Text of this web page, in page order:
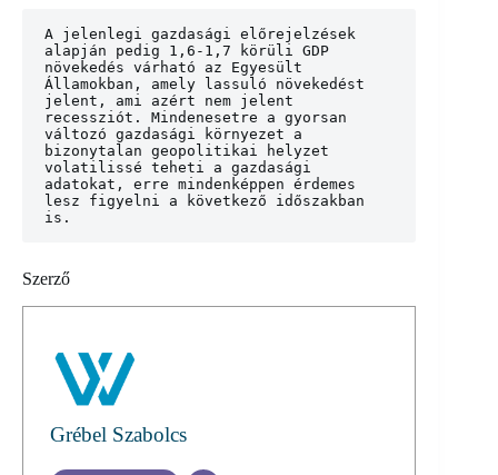
A jelenlegi gazdasági előrejelzések
alapján pedig 1,6-1,7 körüli GDP
növekedés várható az Egyesült
Államokban, amely lassuló növekedést
jelent, ami azért nem jelent
recessziót. Mindenesetre a gyorsan
változó gazdasági környezet a
bizonytalan geopolitikai helyzet
volatilissé teheti a gazdasági
adatokat, erre mindenképpen érdemes
lesz figyelni a következő időszakban
is.
Szerző
Grébel Szabolcs